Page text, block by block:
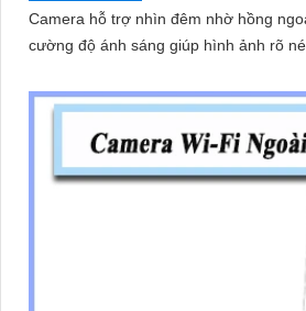
Camera hỗ trợ nhìn đêm nhờ hồng
cường độ ánh sáng giúp hình ảnh rõ